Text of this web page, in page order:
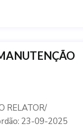
RELATOR/
23-09-2025